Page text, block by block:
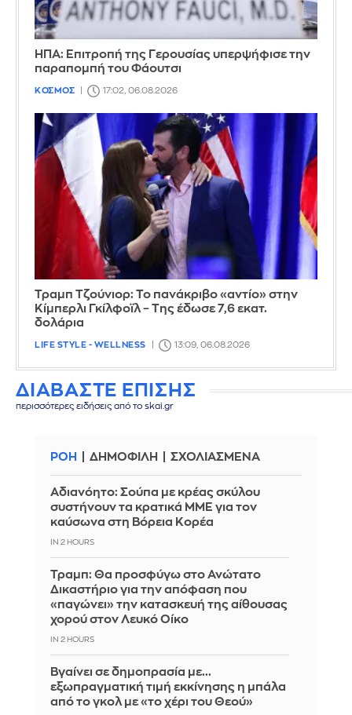
ΗΠΑ: Επιτροπή της Γερουσίας υπερψήφισε την
παραπομπή του Φάουτσι
ΚΟΣΜΟΣ 17:02, 06.08.2026
Τραμπ Τζούνιορ: Το πανάκριβο «αντίο» στην
Κίμπερλι Γκίλφοϊλ – Της έδωσε 7,6 εκατ.
δολάρια
LIFE STYLE - WELLNESS 13:09, 06.08.2026
ΔΙΑΒΑΣΤΕ ΕΠΙΣΗΣ
περισσότερες ειδήσεις από το skai.gr
ΡΟΗ ΔΗΜΟΦΙΛΗ ΣΧΟΛΙΑΣΜΕΝΑ
Αδιανόητο: Σούπα με κρέας σκύλου
συστήνουν τα κρατικά ΜΜΕ για τον
καύσωνα στη Βόρεια Κορέα
IN 2 HOURS
Τραμπ: Θα προσφύγω στο Ανώτατο
Δικαστήριο για την απόφαση που
«παγώνει» την κατασκευή της αίθουσας
χορού στον Λευκό Οίκο
IN 2 HOURS
Βγαίνει σε δημοπρασία με...
εξωπραγματική τιμή εκκίνησης η μπάλα
από το γκολ με «το χέρι του Θεού»